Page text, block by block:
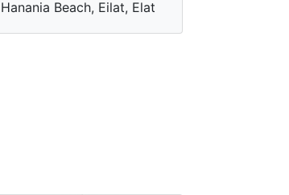
Hanania Beach, Eilat, Elat